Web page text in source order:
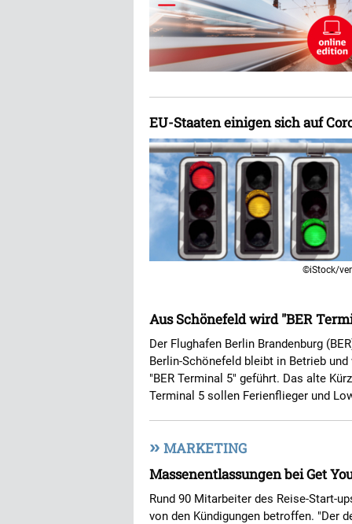
EU-Staaten einigen sich auf
©iStock/
Aus Schönefeld wird "BER
Der Flughafen Berlin Brandenburg
Berlin-Schönefeld bleibt in Betrieb
"BER Terminal 5" geführt. Das alte
Terminal 5 sollen Ferienflieger und
» MARKETING
Massenentlassungen bei Get
Rund 90 Mitarbeiter des Reise-Start-
von den Kündigungen betroffen. "Der